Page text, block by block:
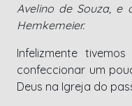
Avelino de Souza, e
Hemkemeier.
Infelizmente
confeccionar um
Deus na Igreja do